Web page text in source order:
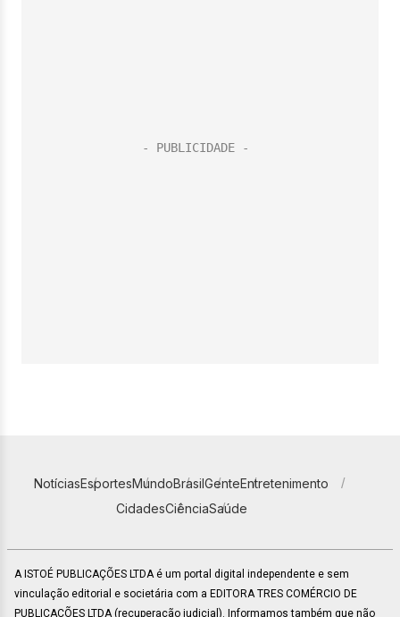
NotíciasEsportesMundoBrasilGenteEntretenimento
CidadesCiênciaSaúde
A ISTOÉ PUBLICAÇÕES LTDA é um portal digital independente e sem
vinculação editorial e societária com a EDITORA TRES COMÉRCIO DE
PUBLICACÕES LTDA (recuperação judicial). Informamos também que não